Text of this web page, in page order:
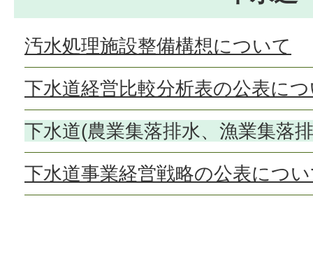
汚水処理施設整備構想について
下水道経営比較分析表の公表に
下水道(農業集落排水、漁業集落
下水道事業経営戦略の公表につ